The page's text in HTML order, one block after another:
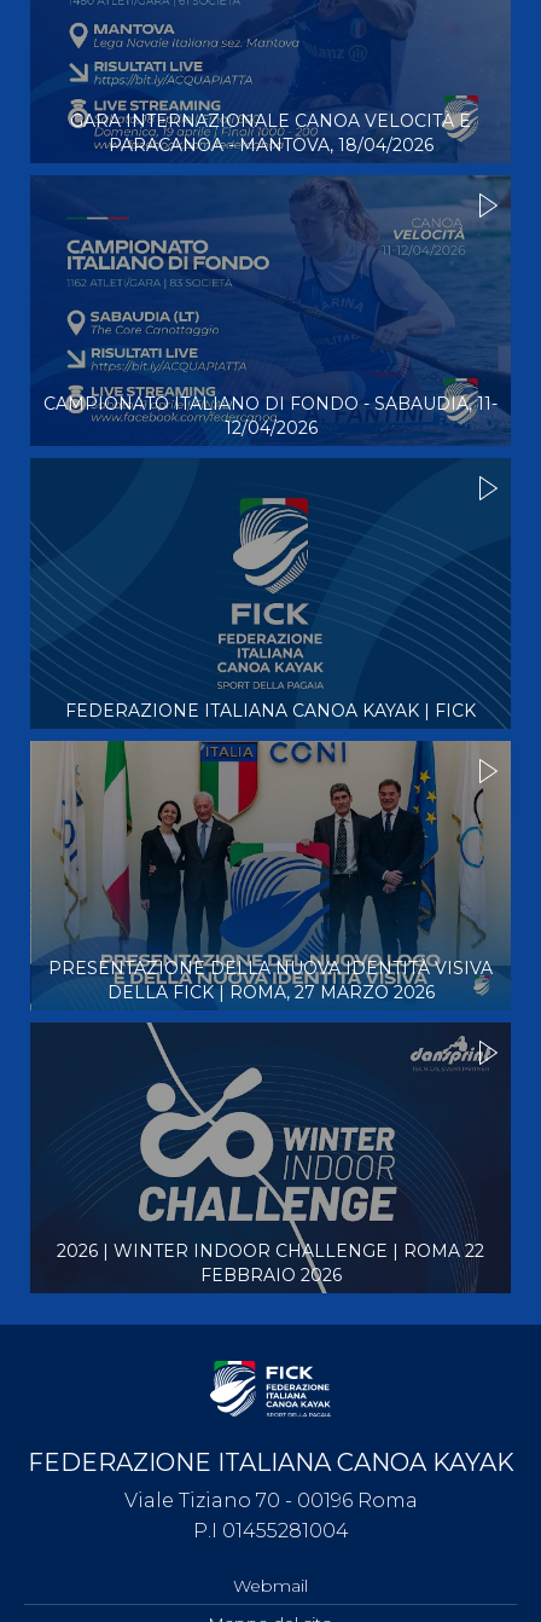
GARA INTERNAZIONALE CANOA VELOCITÀ E
PARACANOA - MANTOVA, 18/04/2026
CAMPIONATO ITALIANO DI FONDO - SABAUDIA, 11-
12/04/2026
FEDERAZIONE ITALIANA CANOA KAYAK | FICK
PRESENTAZIONE DELLA NUOVA IDENTITÀ VISIVA
DELLA FICK | ROMA, 27 MARZO 2026
2026 | WINTER INDOOR CHALLENGE | ROMA 22
FEBBRAIO 2026
FEDERAZIONE ITALIANA CANOA KAYAK
Viale Tiziano 70 - 00196 Roma
P.I 01455281004
Webmail